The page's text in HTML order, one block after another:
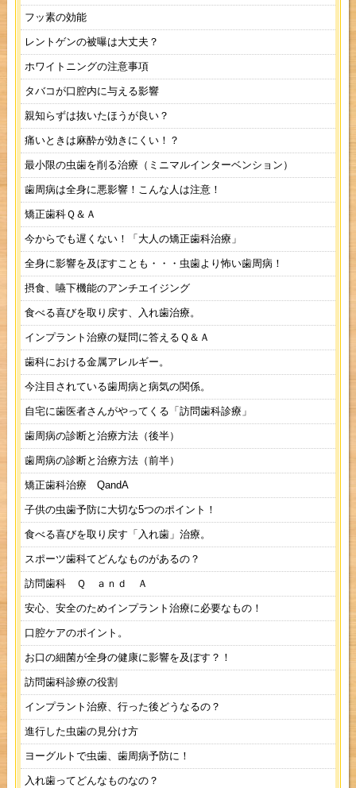
フッ素の効能
レントゲンの被曝は大丈夫？
ホワイトニングの注意事項
タバコが口腔内に与える影響
親知らずは抜いたほうが良い？
痛いときは麻酔が効きにくい！？
最小限の虫歯を削る治療（ミニマルインターベンション）
歯周病は全身に悪影響！こんな人は注意！
矯正歯科Ｑ＆Ａ
今からでも遅くない！「大人の矯正歯科治療」
全身に影響を及ぼすことも・・・虫歯より怖い歯周病！
摂食、嚥下機能のアンチエイジング
食べる喜びを取り戻す、入れ歯治療。
インプラント治療の疑問に答えるＱ＆Ａ
歯科における金属アレルギー。
今注目されている歯周病と病気の関係。
自宅に歯医者さんがやってくる「訪問歯科診療」
歯周病の診断と治療方法（後半）
歯周病の診断と治療方法（前半）
矯正歯科治療 QandA
子供の虫歯予防に大切な5つのポイント！
食べる喜びを取り戻す「入れ歯」治療。
スポーツ歯科てどんなものがあるの？
訪問歯科 Ｑ ａｎｄ Ａ
安心、安全のためインプラント治療に必要なもの！
口腔ケアのポイント。
お口の細菌が全身の健康に影響を及ぼす？！
訪問歯科診療の役割
インプラント治療、行った後どうなるの？
進行した虫歯の見分け方
ヨーグルトで虫歯、歯周病予防に！
入れ歯ってどんなものなの？